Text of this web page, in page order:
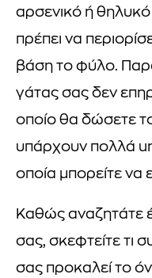
αρσενικό ή θηλυκό
πρέπει να
βάση το φύλο.
γάτας σας δεν
οποίο θα δώσετε
υπάρχουν πολλά
οποία μπορείτε να
Καθώς αναζητάτε
σας, σκεφτείτε τι
σας προκαλεί το